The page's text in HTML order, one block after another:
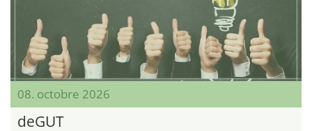
08. octobre 2026
deGUT